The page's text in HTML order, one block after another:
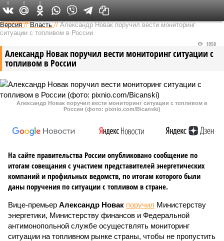
Федеральный выпуск
Версия //Власть //Александр Новак поручил вести мониторинг
ситуации с топливом в России
Александр Новак поручил вести мониторинг ситуации с
топливом в России
1058
Александр Новак поручил вести мониторинг ситуации с топливом в
России (фото: pixnio.com/Bicanski)
На сайте правительства России опубликовано сообщение по
итогам совещания с участием представителей энергетических
компаний и профильных ведомств, по итогам которого были
даны поручения по ситуации с топливом в стране.
Вице-премьер Александр Новак поручил Министерству
энергетики, Министерству финансов и Федеральной
антимонопольной службе осуществлять мониторинг
ситуации на топливном рынке страны, чтобы не пропустить
0 0 0